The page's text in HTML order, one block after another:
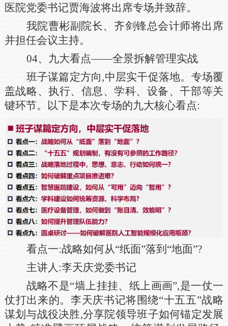
医院党委书记贾海波将出席专场并致辞。
我院曹彬副院长、齐剑锋总会计师将出席
并担任会议主持。
04、九大看点——全景拆解管理实战
班子谋篇定方向,中层实干促落地。专场覆
盖战略、执行、信息、学科、设备、干部等关
键环节。以下是本次专场的九大核心看点:
看点一:战略如何从“纸面”落到“地面”?
主讲人:李天庆党委书记
战略不是“墙上挂挂、纸上画画”,是一仗一
仗打出来的。李天庆书记将围绕“十五五”战略
谋划与战役决胜,分享院领导班子如何锚定发展